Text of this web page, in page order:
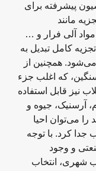
پیشرفته برای
مانند
آلی فرار و …
کامل تبدیل به
همچنین از
که اغلب جزء
نیز قابل استفاده
آرسنیک، جیوه و
می‌توان احیا
جدا کرد. با توجه
و وجود
شهری، انتخاب